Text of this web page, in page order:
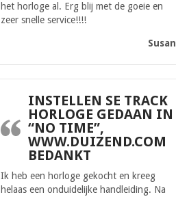
het horloge al. Erg blij met de goeie en
zeer snelle service!!!!
Susan
INSTELLEN SE TRACK
HORLOGE GEDAAN IN
“NO TIME”,
WWW.DUIZEND.COM
BEDANKT
Ik heb een horloge gekocht en kreeg
helaas een onduidelijke handleiding. Na